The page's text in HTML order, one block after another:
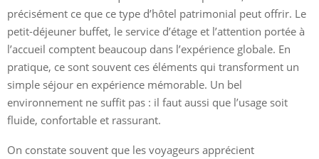
précisément ce que ce type d’hôtel patrimonial peut offrir. Le
petit-déjeuner buffet, le service d’étage et l’attention portée à
l’accueil comptent beaucoup dans l’expérience globale. En
pratique, ce sont souvent ces éléments qui transforment un
simple séjour en expérience mémorable. Un bel
environnement ne suffit pas : il faut aussi que l’usage soit
fluide, confortable et rassurant.
On constate souvent que les voyageurs apprécient